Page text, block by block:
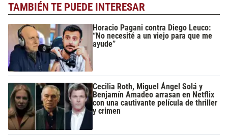
TAMBIÉN TE PUEDE INTERESAR
Horacio Pagani contra Diego Leuco:
“No necesité a un viejo para que me
ayude”
Cecilia Roth, Miguel Ángel Solá y
Benjamín Amadeo arrasan en Netflix
con una cautivante película de thriller
y crimen